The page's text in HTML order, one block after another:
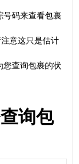
号码来查看包裹
意这只是估计
您查询包裹的状
询包